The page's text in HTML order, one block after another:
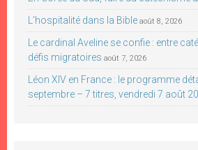
L’hospitalité dans la Bible août 8, 2026
Le cardinal Aveline se confie : entre
défis migratoires août 7, 2026
Léon XIV en France : le programme
septembre – 7 titres, vendredi 7 août